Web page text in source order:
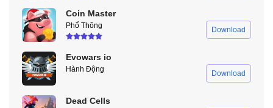
Coin Master
Phổ Thông Download
Evowars io
Hành Động Download
Dead Cells